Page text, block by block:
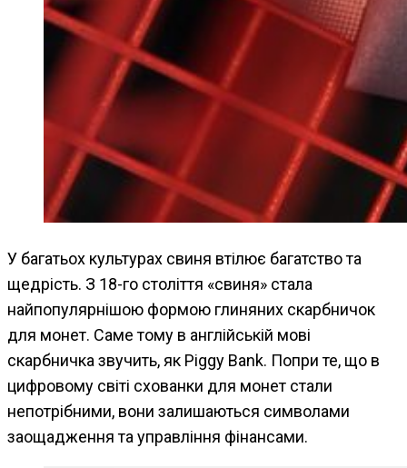
У багатьох культурах свиня втілює багатство та
щедрість. З 18-го століття «свиня» стала
найпопулярнішою формою глиняних скарбничок
для монет. Саме тому в англійській мові
скарбничка звучить, як Piggy Bank. Попри те, що в
цифровому світі схованки для монет стали
непотрібними, вони залишаються символами
заощадження та управління фінансами.